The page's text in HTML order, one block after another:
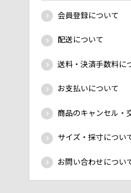
会員登録について
配送について
送料・決済手数料に
お支払いについて
商品のキャンセル・
サイズ・採寸につい
お問い合わせについ